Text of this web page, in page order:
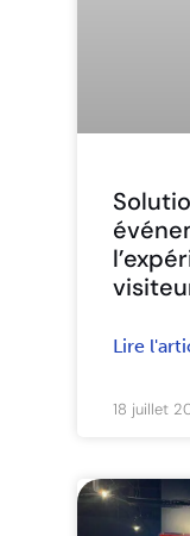
Lire
18 juillet